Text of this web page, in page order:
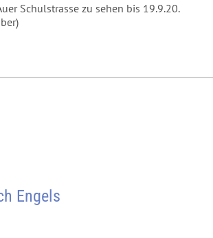
Schulstrasse zu sehen bis 19.9.20.
Engels